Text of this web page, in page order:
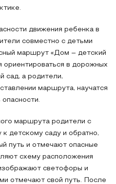
движения ребенка в
совместно с детьми
маршрут «Дом – детский
ориентироваться в дорожных
сад, а родители,
маршрута, научатся
маршрута родители с
детскому саду и обратно,
путь и отмечают опасные
схему расположения
светофоры и
отмечают свой путь. После